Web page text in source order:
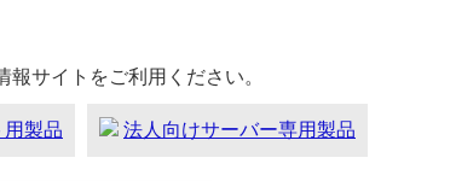
サイトをご利用ください。
製品 法人向けサーバー専用製品